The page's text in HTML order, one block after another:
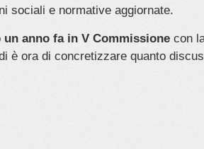
sociali e normative aggiornate.
anno fa in V Commissione con
è ora di concretizzare quanto